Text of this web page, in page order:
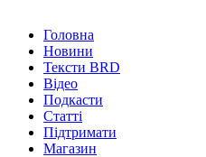
Головна
Новини
Тексти BRD
Відео
Подкасти
Статті
Підтримати
Магазин